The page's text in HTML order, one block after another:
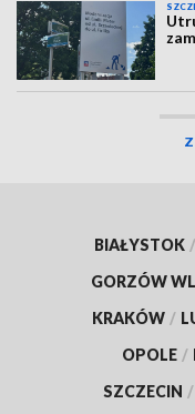
BIAŁYSTOK /
GORZÓW
KRAKÓW /
OPOLE /
SZCZECIN /